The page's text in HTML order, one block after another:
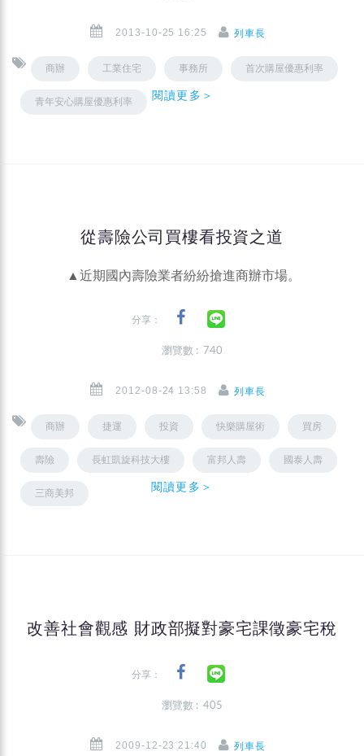
2013-10-25 16:25 列車長
商辦 工業住宅 事務所 首次購屋優惠利率
青年安心購屋優惠利率 閱讀更多＞
從壽險公司買樓看投資之道
▲近期國內壽險業者紛紛搶進商辦市場。
分享：
瀏覽數 : 740
2012-08-24 13:58 列車長
商辦 捷運 投資 快樂購屋術 買房
壽險 長虹凱旋科技大樓 富邦人壽 國泰人壽
三商美邦 閱讀更多＞
改善社會觀感 財政部擬對豪宅課徵豪宅稅
分享：
瀏覽數 : 405
2009-12-23 21:40 列車長